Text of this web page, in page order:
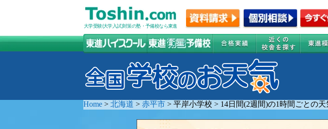
大学受験(大学入試)対策の塾・予備校なら東進
Home > 北海道 > 赤平市 > 平岸小学校 > 14日間(2週間)の1時間ごとの天